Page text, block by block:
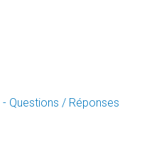
Questions / Réponses